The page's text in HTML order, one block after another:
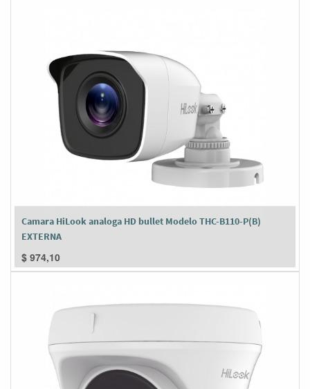
Camara HiLook analoga HD bullet Modelo THC-B110-P(B)
EXTERNA
$ 974,10